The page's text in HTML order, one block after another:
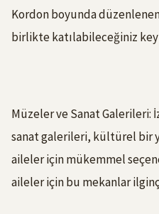
Kordon boyunda
birlikte katılabileceğiniz
Müzeler ve Sanat
sanat galerileri, kültürel bir
aileler için mükemmel
aileler için bu mekanlar